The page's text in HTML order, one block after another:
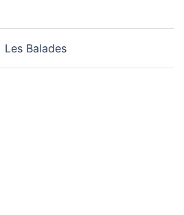
Les Balades